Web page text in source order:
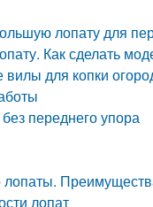
лопату для
Как сделать
для копки
переднего упора
лопат